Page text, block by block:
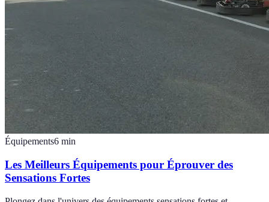
Équipements6 min
Les Meilleurs Équipements pour Éprouver des
Sensations Fortes